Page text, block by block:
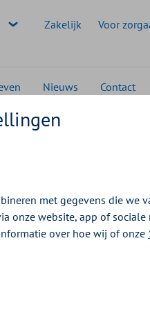
Zakelijk Voor
Nieuws Contact
podologie en steunzolen
en
met gegevens die we
website, app of sociale
over hoe wij of onze